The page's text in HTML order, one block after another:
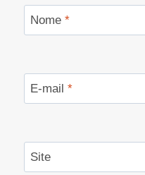
Nome *
E-mail *
Site